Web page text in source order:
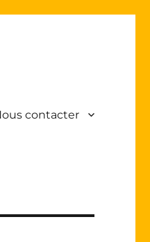
contacter